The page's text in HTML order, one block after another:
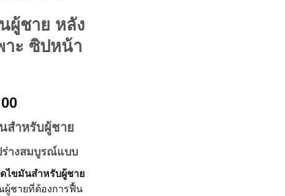
ผู้ชาย หลัง
าะ ซิปหน้า
Current
price
is:
฿2,790.00.
สำหรับผู้ชาย
ร่างสมบูรณ์แบบ
ดไขมันสำหรับผู้ชาย
ผู้ชายที่ต้องการฟื้น